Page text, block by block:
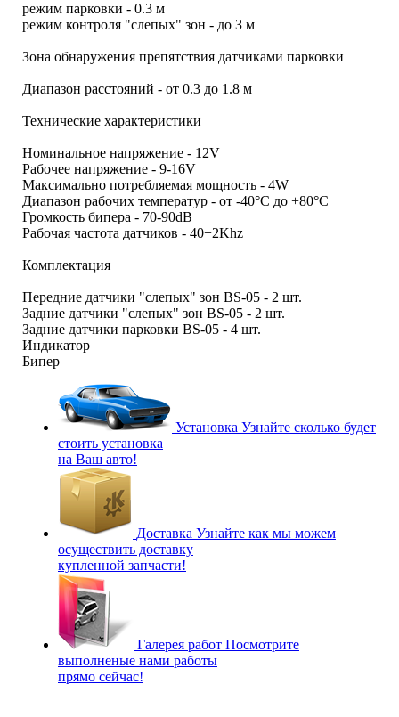
режим парковки - 0.3 м
режим контроля "слепых" зон - до З м
Зона обнаружения препятствия датчиками парковки
Диапазон расстояний - от 0.3 до 1.8 м
Технические характеристики
Номинальное напряжение - 12V
Рабочее напряжение - 9-16V
Максимально потребляемая мощность - 4W
Диапазон рабочих температур - от -40°С до +80°С
Громкость бипера - 70-90dB
Рабочая частота датчиков - 40+2Khz
Комплектация
Передние датчики "слепых" зон BS-05 - 2 шт.
Задние датчики "слепых" зон BS-05 - 2 шт.
Задние датчики парковки BS-05 - 4 шт.
Индикатор
Бипер
Установка Узнайте сколько будет
стоить установка
на Ваш авто!
Доставка Узнайте как мы можем
осуществить доставку
купленной запчасти!
Галерея работ Посмотрите
выполненые нами работы
прямо сейчас!